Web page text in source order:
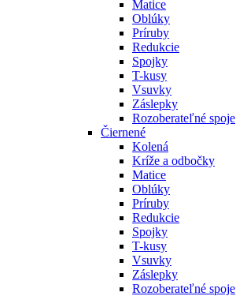
Matice
Oblúky
Príruby
Redukcie
Spojky
T-kusy
Vsuvky
Záslepky
Rozoberateľné spoje
Čiernené
Kolená
Kríže a odbočky
Matice
Oblúky
Príruby
Redukcie
Spojky
T-kusy
Vsuvky
Záslepky
Rozoberateľné spoje